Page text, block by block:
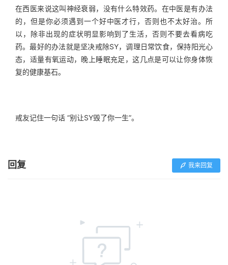
在西医来说这叫神经衰弱，没有什么特效药。在中医是有办法
的，但是你必须遇到一个好中医才行，否则也不太好治。所
以，除非出现的症状明显影响到了生活，否则不要去看病吃
药。最好的办法就是坚决戒除SY，调理日常饮食，保持阳光心
态，适量有氧运动，晚上睡眠充足，这几点是可以让你身体恢
复的健康基石。
戒友记住一句话 “别让SY毁了你一生”。
回复 我来回复